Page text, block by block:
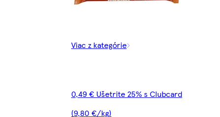
Viac z kategórie
0,49 € Ušetrite 25% s Clubcard
(9,80 €/kg)